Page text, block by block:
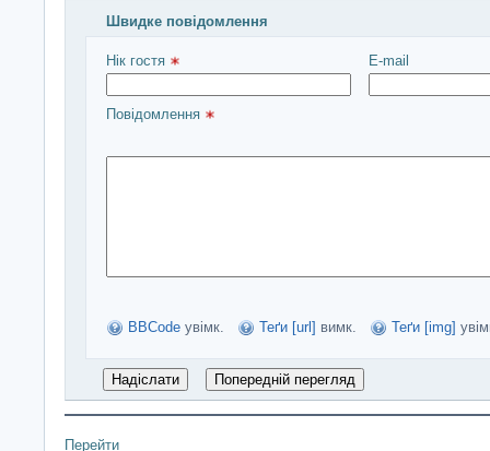
Швидке повідомлення
Введіть повідомлення і натисніть Надіслати
Нік гостя E-mail
Повідомлення
BBCode увімк. Теґи [url] вимк. Теґи [img]
Перейти